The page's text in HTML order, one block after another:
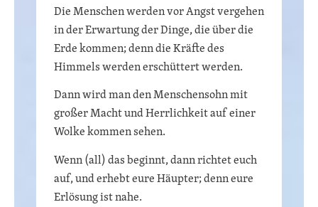
Die Menschen werden vor Angst vergehen
in der Erwartung der Dinge, die über die
Erde kommen; denn die Kräfte des
Himmels werden erschüttert werden.
Dann wird man den Menschensohn mit
großer Macht und Herrlichkeit auf einer
Wolke kommen sehen.
Wenn (all) das beginnt, dann richtet euch
auf, und erhebt eure Häupter; denn eure
Erlösung ist nahe.